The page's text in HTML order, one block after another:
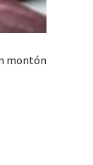
montón